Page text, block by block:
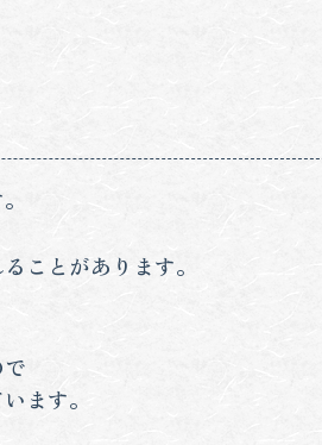
ことがあります。
ます。